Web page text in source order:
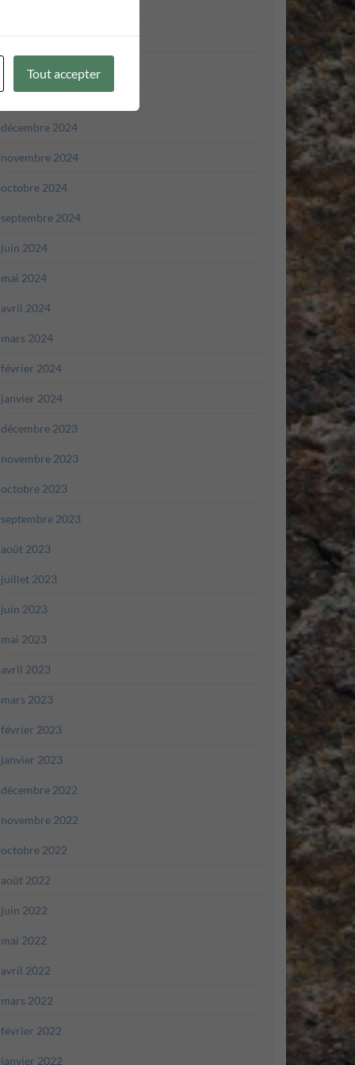
mars 2025
février 2025
décembre 2024
novembre 2024
octobre 2024
septembre 2024
juin 2024
mai 2024
avril 2024
mars 2024
février 2024
janvier 2024
décembre 2023
novembre 2023
octobre 2023
septembre 2023
août 2023
juillet 2023
juin 2023
mai 2023
avril 2023
mars 2023
février 2023
janvier 2023
décembre 2022
novembre 2022
octobre 2022
août 2022
juin 2022
mai 2022
avril 2022
mars 2022
février 2022
janvier 2022
Tout accepter